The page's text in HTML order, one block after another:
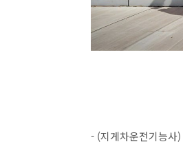
- (지게차운전기능사